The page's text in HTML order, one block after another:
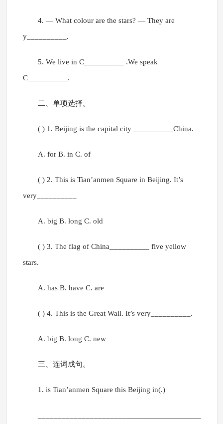
4. — What colour are the stars? — They are
y__________.
5. We live in C__________ .We speak
C__________.
二、单项选择。
( ) 1. Beijing is the capital city __________China.
A. for B. in C. of
( ) 2. This is Tian’anmen Square in Beijing. It’s
very__________
A. big B. long C. old
( ) 3. The flag of China__________ five yellow
stars.
A. has B. have C. are
( ) 4. This is the Great Wall. It’s very__________.
A. big B. long C. new
三、连词成句。
1. is Tian’anmen Square this Beijing in(.)